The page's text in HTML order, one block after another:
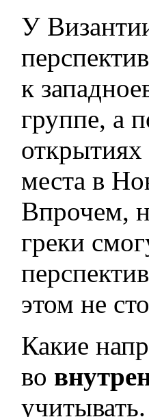
У
к
группе, а
открытиях
места в
Впрочем,
греки
этом не
Какие
во
учитывать.